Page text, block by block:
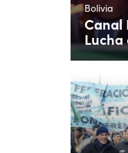
Bolivia
Canal
Lucha